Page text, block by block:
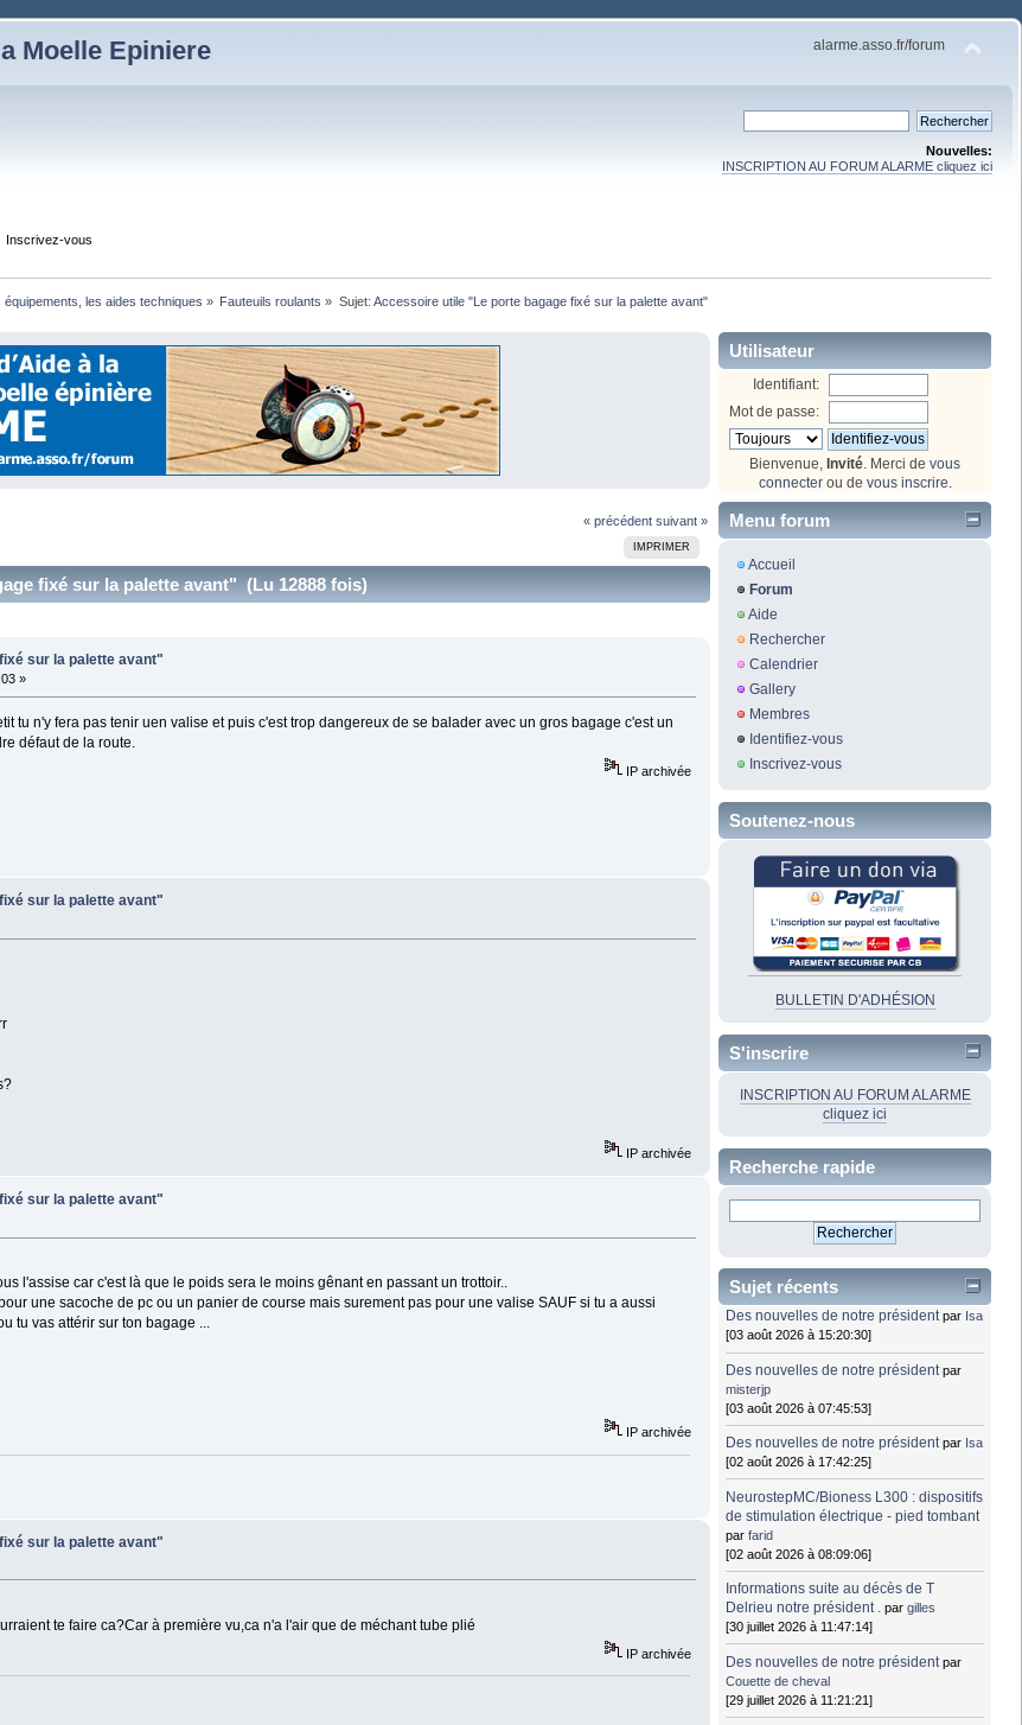
Moelle Epiniere alarme.asso.fr/forum
Nouvelles:
INSCRIPTION AU FORUM ALARME cliquez ici
Inscrivez-vous
équipements, les aides techniques » Fauteuils roulants » Sujet: Accessoire utile "Le porte bagage fixé sur la palette avant"
« précédent suivant »
IMPRIMER
fixé sur la palette avant" (Lu 12888 fois)
sur la palette avant"
»
tu n'y fera pas tenir uen valise et puis c'est trop dangereux de se balader avec un gros bagage c'est un
défaut de la route.
IP archivée
sur la palette avant"
IP archivée
sur la palette avant"
l'assise car c'est là que le poids sera le moins gênant en passant un trottoir..
une sacoche de pc ou un panier de course mais surement pas pour une valise SAUF si tu a aussi
tu vas attérir sur ton bagage ...
IP archivée
sur la palette avant"
te faire ca?Car à première vu,ca n'a l'air que de méchant tube plié
IP archivée
Utilisateur
Identifiant:
Mot de passe:
Bienvenue, Invité . Merci de vous
connecterou de vous inscrire
Menu forum
Accueil
Forum
Aide
Rechercher
Calendrier
Gallery
Membres
Identifiez-vous
Inscrivez-vous
Soutenez-nous
BULLETIN D'ADHÉSION
S'inscrire
INSCRIPTION AU FORUM ALARME
cliquez ici
Recherche rapide
Sujet récents
Des nouvelles de notre président par Isa
[03 août 2026 à 15:20:30]
Des nouvelles de notre président par
misterjp
[03 août 2026 à 07:45:53]
Des nouvelles de notre président par Isa
[02 août 2026 à 17:42:25]
NeurostepMC/Bioness L300 : dispositifs
de stimulation électrique - pied tombant
parfarid
[02 août 2026 à 08:09:06]
Informations suite au décès de T
Delrieu notre président . pargilles
[30 juillet 2026 à 11:47:14]
Des nouvelles de notre président par
Couette de cheval
[29 juillet 2026 à 11:21:21]